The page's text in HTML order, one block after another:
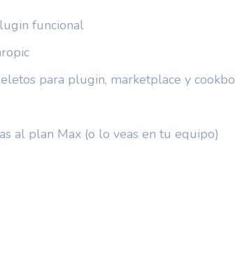
funcional
para plugin, marketplace y
al plan Max (o lo veas en tu equipo)